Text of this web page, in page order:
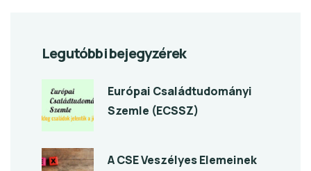
Legutóbbi bejegyzérek
Európai Családtudományi
Szemle (ECSSZ)
A CSE Veszélyes Elemeinek